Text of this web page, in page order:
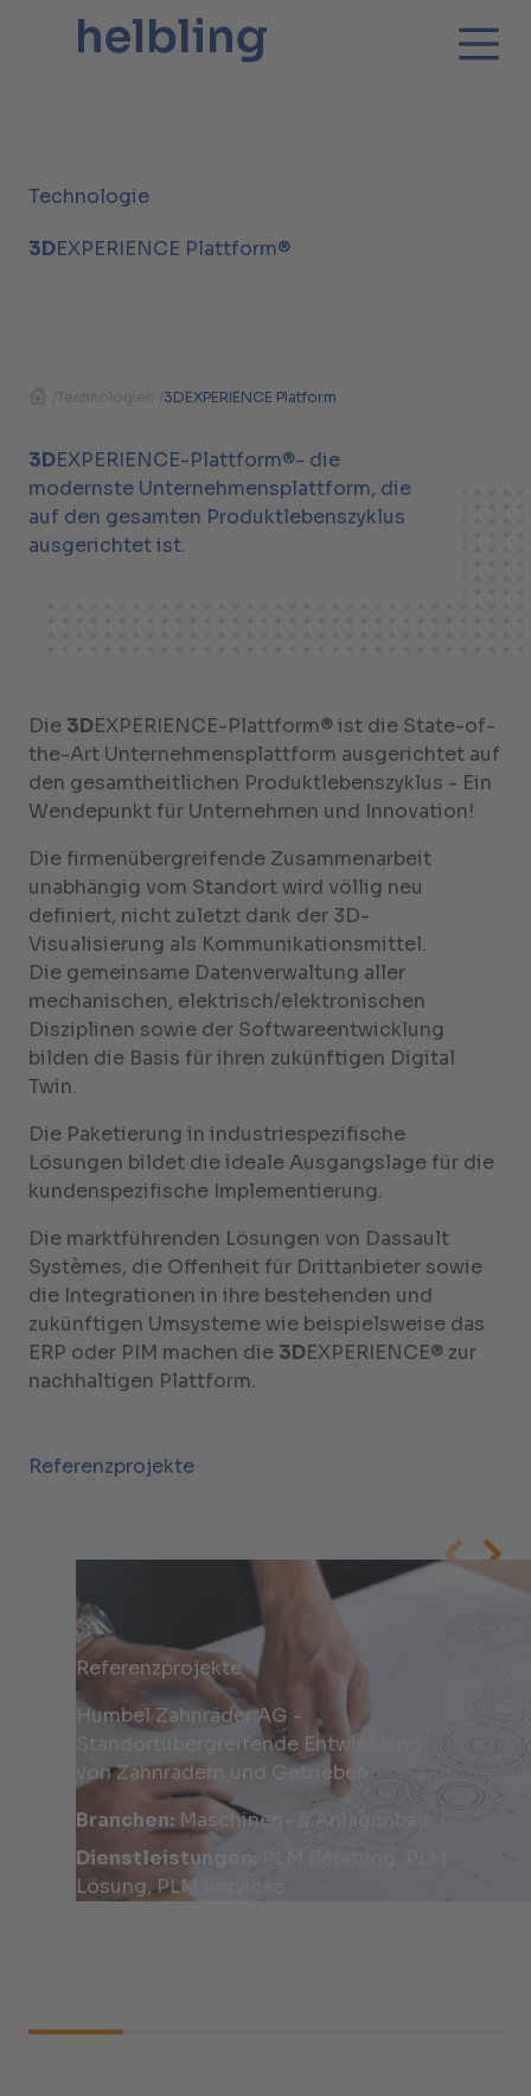
Technologie
3DEXPERIENCE Plattform®
3DEXPERIENCE Platform
3DEXPERIENCE-Plattform®- die
modernste Unternehmensplattform, die
auf den gesamten Produktlebenszyklus
ausgerichtet ist.
Die 3DEXPERIENCE-Plattform® ist die State-of-
the-Art Unternehmensplattform ausgerichtet auf
den gesamtheitlichen Produktlebenszyklus - Ein
Wendepunkt für Unternehmen und Innovation!
Die firmenübergreifende Zusammenarbeit
unabhängig vom Standort wird völlig neu
definiert, nicht zuletzt dank der 3D-
Visualisierung als Kommunikationsmittel.
Die gemeinsame Datenverwaltung aller
mechanischen, elektrisch/elektronischen
Disziplinen sowie der Softwareentwicklung
bilden die Basis für ihren zukünftigen Digital
Twin.
Die Paketierung in industriespezifische
Lösungen bildet die ideale Ausgangslage für die
kundenspezifische Implementierung.
Die marktführenden Lösungen von Dassault
Systèmes, die Offenheit für Drittanbieter sowie
die Integrationen in ihre bestehenden und
zukünftigen Umsysteme wie beispielsweise das
ERP oder PIM machen die 3DEXPERIENCE® zur
nachhaltigen Plattform.
Referenzprojekte
Referenzprojekte
Humbel Zahnräder AG -
Standortübergreifende Entwicklung
von Zahnrädern und Getrieben
Branchen: Maschinen- & Anlagenbau
Dienstleistungen:
Lösung, PLM Services